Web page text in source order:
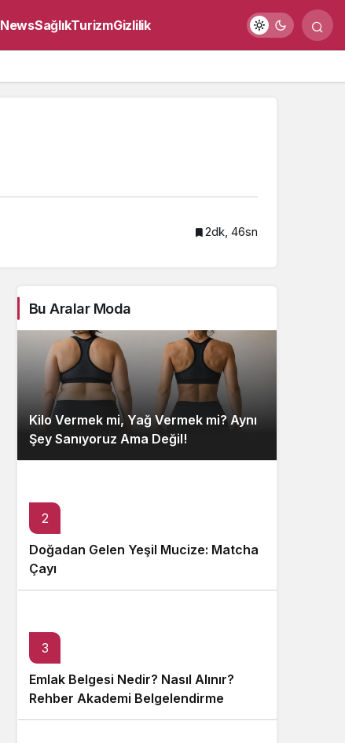
NewsSağlıkTurizmGizlilik
2dk, 46sn
Bu Aralar Moda
Kilo Vermek mi, Yağ Vermek mi? Aynı
Şey Sanıyoruz Ama Değil!
2
Doğadan Gelen Yeşil Mucize: Matcha
Çayı
3
Emlak Belgesi Nedir? Nasıl Alınır?
Rehber Akademi Belgelendirme